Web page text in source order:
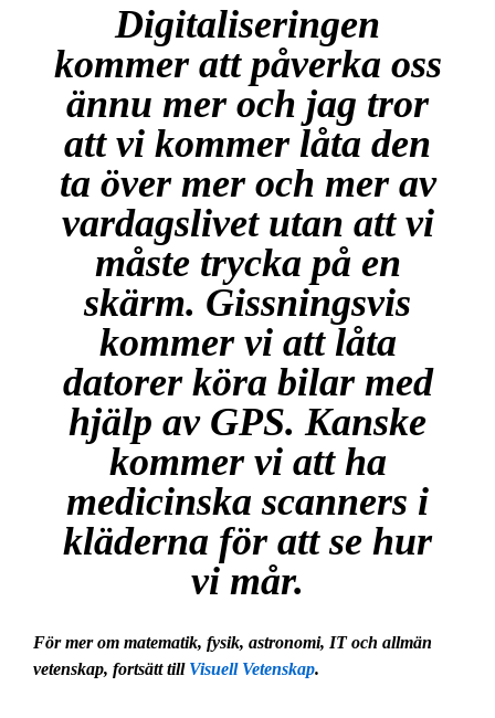
Digitaliseringen
kommer att påverka oss
ännu mer och jag tror
att vi kommer låta den
ta över mer och mer av
vardagslivet utan att vi
måste trycka på en
skärm. Gissningsvis
kommer vi att låta
datorer köra bilar med
hjälp av GPS. Kanske
kommer vi att ha
medicinska scanners i
kläderna för att se hur
vi mår.
För mer om matematik, fysik, astronomi, IT och allmän
vetenskap, fortsätt till Visuell Vetenskap.